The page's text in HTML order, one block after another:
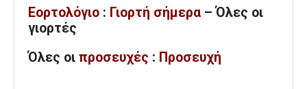
Εορτολόγιο : Γιορτή σήμερα – Όλες οι
γιορτές
Όλες οι προσευχές : Προσευχή